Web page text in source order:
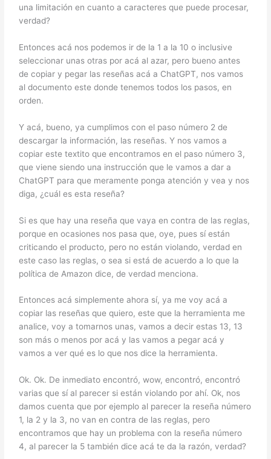
una limitación en cuanto a caracteres que puede procesar,
verdad?
Entonces acá nos podemos ir de la 1 a la 10 o inclusive
seleccionar unas otras por acá al azar, pero bueno antes
de copiar y pegar las reseñas acá a ChatGPT, nos vamos
al documento este donde tenemos todos los pasos, en
orden.
Y acá, bueno, ya cumplimos con el paso número 2 de
descargar la información, las reseñas. Y nos vamos a
copiar este textito que encontramos en el paso número 3,
que viene siendo una instrucción que le vamos a dar a
ChatGPT para que meramente ponga atención y vea y nos
diga, ¿cuál es esta reseña?
Si es que hay una reseña que vaya en contra de las reglas,
porque en ocasiones nos pasa que, oye, pues sí están
criticando el producto, pero no están violando, verdad en
este caso las reglas, o sea si está de acuerdo a lo que la
política de Amazon dice, de verdad menciona.
Entonces acá simplemente ahora sí, ya me voy acá a
copiar las reseñas que quiero, este que la herramienta me
analice, voy a tomarnos unas, vamos a decir estas 13, 13
son más o menos por acá y las vamos a pegar acá y
vamos a ver qué es lo que nos dice la herramienta.
Ok. Ok. De inmediato encontró, wow, encontró, encontró
varias que sí al parecer si están violando por ahí. Ok, nos
damos cuenta que por ejemplo al parecer la reseña número
1, la 2 y la 3, no van en contra de las reglas, pero
encontramos que hay un problema con la reseña número
4, al parecer la 5 también dice acá te da la razón, verdad?